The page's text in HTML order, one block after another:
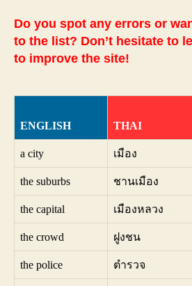
Do you spot any errors or
to the list? Don’t hesitate to
to improve the site!
ENGLISH THAI
a city เมือง
the suburbs ชานเมือง
the capital เมืองหลวง
the crowd ฝูงชน
the police ตำรวจ